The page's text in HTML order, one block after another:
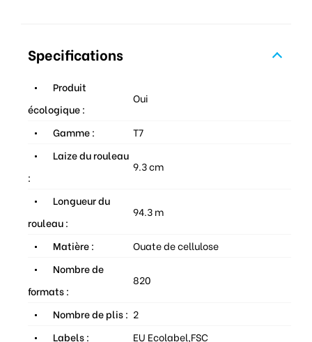
Specifications
Produit
écologique :
Oui
Gamme :
T7
Laize du rouleau
:
9.3 cm
Longueur du
rouleau :
94.3 m
Matière :
Ouate de cellulose
Nombre de
formats :
820
Nombre de plis : 2
Labels :
EU Ecolabel,FSC